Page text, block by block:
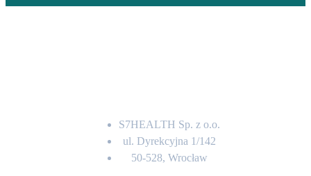
S7HEALTH Sp. z o.o.
ul. Dyrekcyjna 1/142
50-528, Wrocław